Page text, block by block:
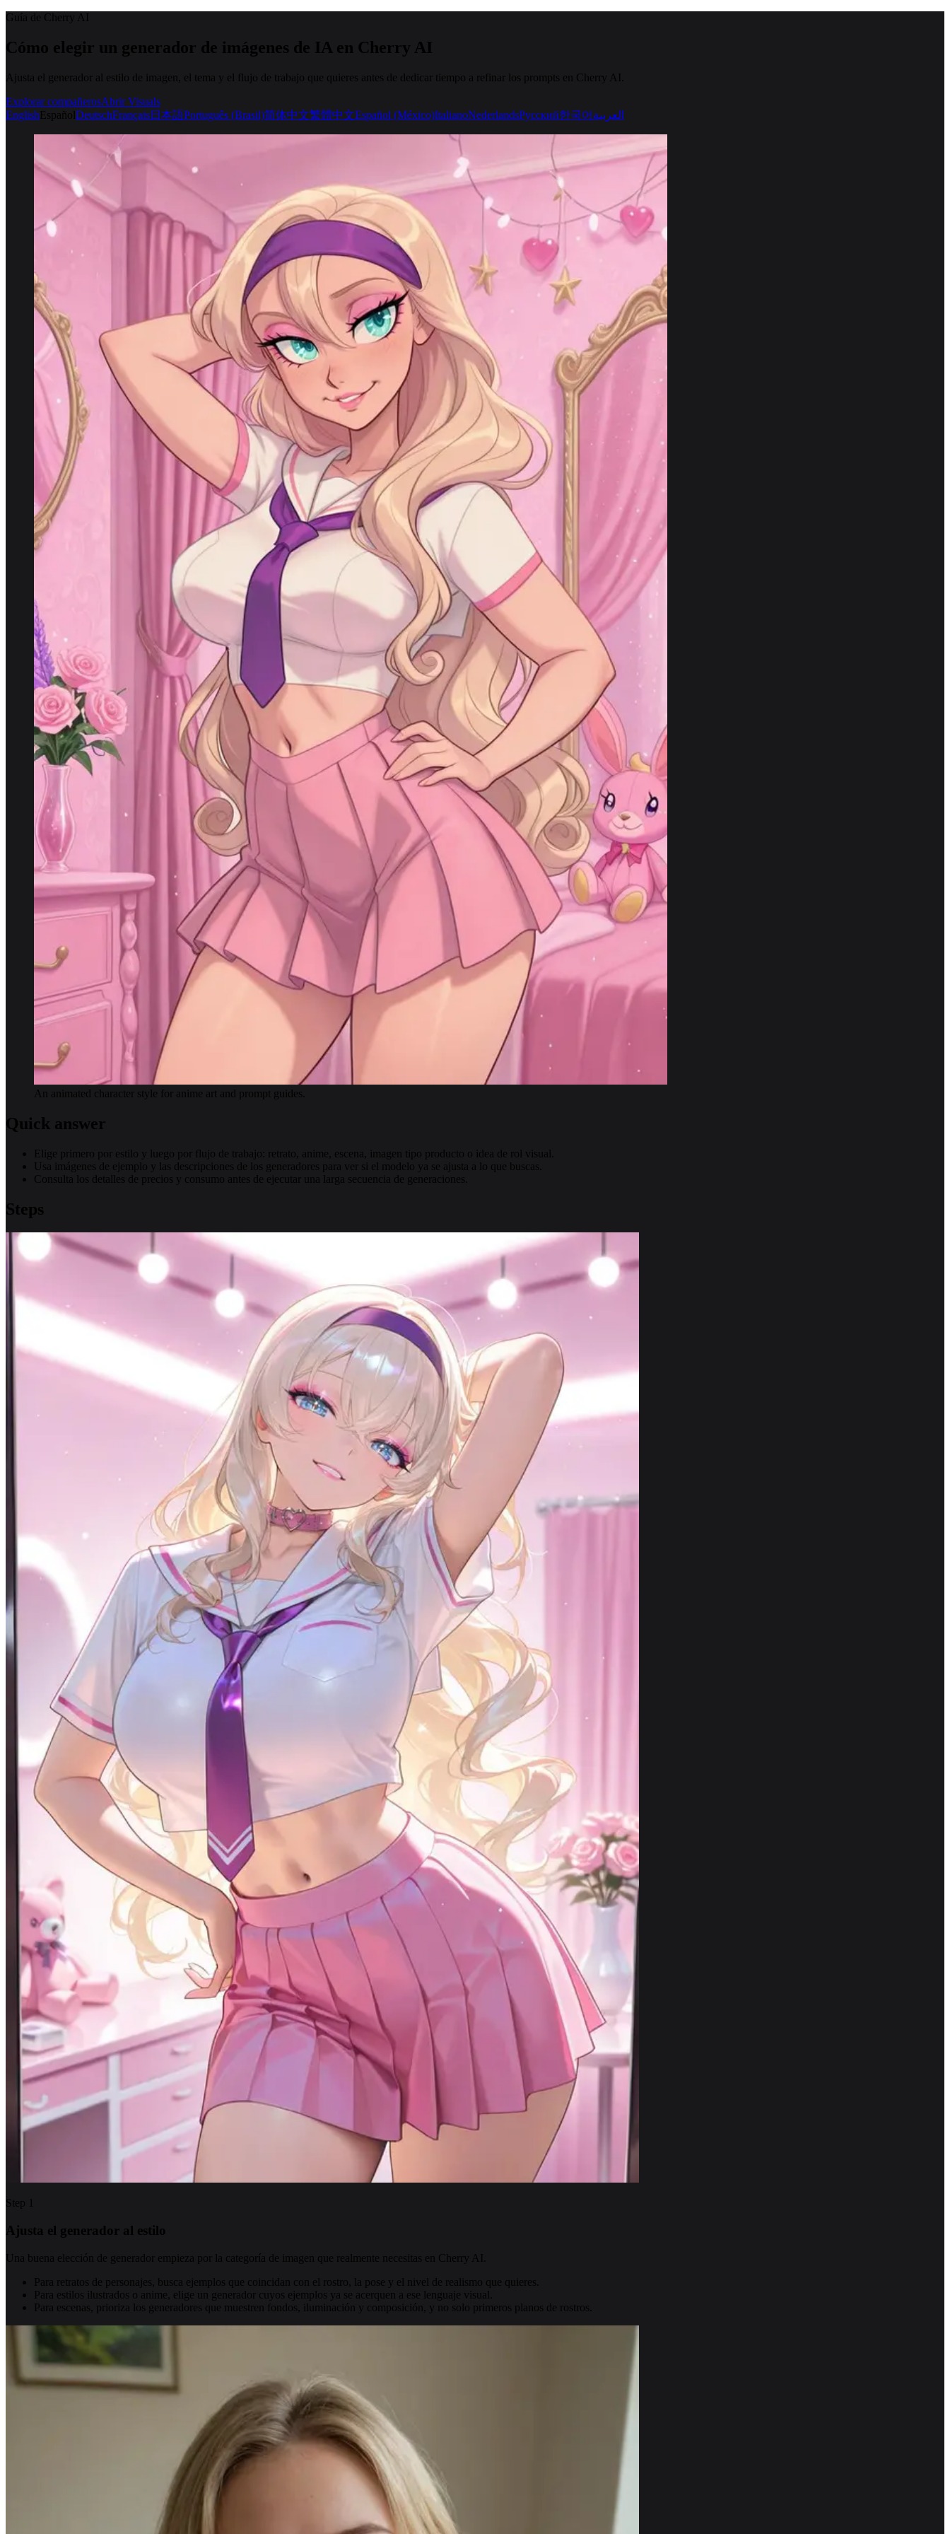
Guía de Cherry AI
Cómo elegir un generador de imágenes de IA en Cherry AI
Ajusta el generador al estilo de imagen, el tema y el flujo de trabajo que quieres antes de dedicar tiempo a refinar los prompts en Cherry AI.
Explorar compañerosAbrir Visuals
EnglishEspañolDeutschFrançais日本語Português (Brasil)简体中文繁體中文Español (México)ItalianoNederlandsРусский한국어 العربية
An animated character style for anime art and prompt guides.
Quick answer
Elige primero por estilo y luego por flujo de trabajo: retrato, anime, escena, imagen tipo producto o idea de rol visual.
Usa imágenes de ejemplo y las descripciones de los generadores para ver si el modelo ya se ajusta a lo que buscas.
Consulta los detalles de precios y consumo antes de ejecutar una larga secuencia de generaciones.
Steps
Step 1
Ajusta el generador al estilo
Una buena elección de generador empieza por la categoría de imagen que realmente necesitas en Cherry AI.
Para retratos de personajes, busca ejemplos que coincidan con el rostro, la pose y el nivel de realismo que quieres.
Para estilos ilustrados o anime, elige un generador cuyos ejemplos ya se acerquen a ese lenguaje visual.
Para escenas, prioriza los generadores que muestren fondos, iluminación y composición, y no solo primeros planos de rostros.